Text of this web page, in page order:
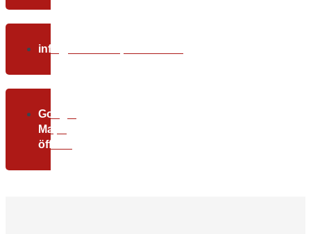
info@christundpartner.com
Google
Maps
öffnen